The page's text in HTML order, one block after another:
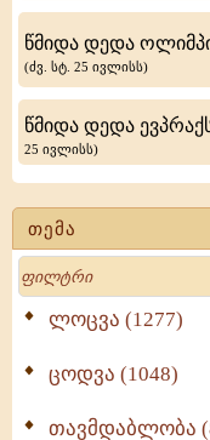
თემა
Search
ლოცვა (1277)
ცოდვა (1048)
თავმდაბლობა
შინა
წამებულნი
წმიდა დედა
(ძვ. სტ. 25 ივლისს)
წმიდა დედა
25 ივლისს)